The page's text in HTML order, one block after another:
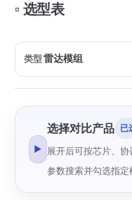
▫️ 选型表
类型
▶
选择对比产品 已
展开后可按芯片、
参数搜索并勾选指定